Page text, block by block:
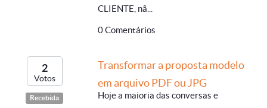
CLIENTE, nã...
0 Comentários
2
Votos
Recebida
Transformar a proposta modelo
em arquivo PDF ou JPG
Hoje a maioria das conversas e